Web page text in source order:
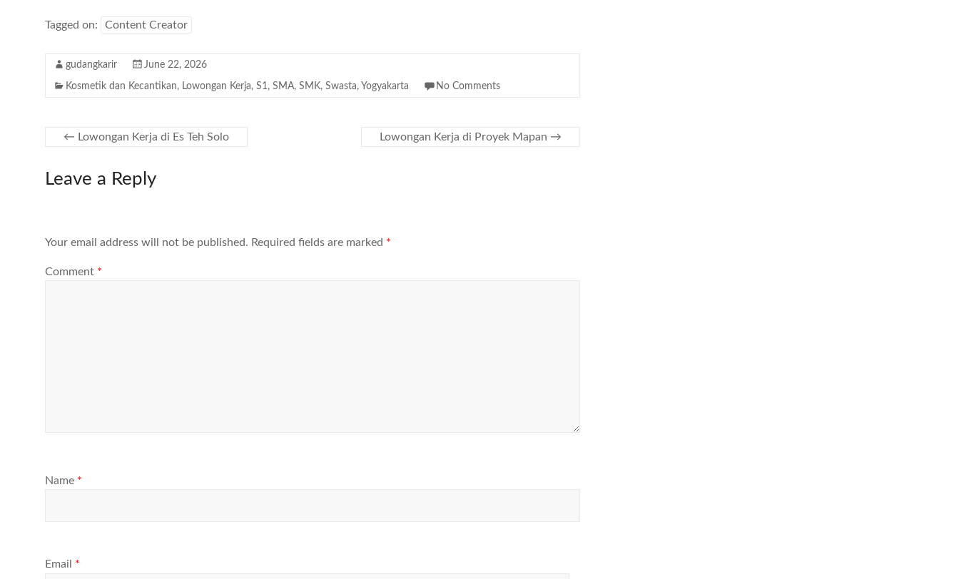
Tagged on: Content Creator
gudangkarir June 22, 2026
Kosmetik dan Kecantikan, Lowongan Kerja, S1, SMA, SMK, Swasta, Yogyakarta No Comments
← Lowongan Kerja di Es Teh Solo Lowongan Kerja di Proyek Mapan →
Leave a Reply
Your email address will not be published. Required fields are marked *
Comment *
Name *
Email *